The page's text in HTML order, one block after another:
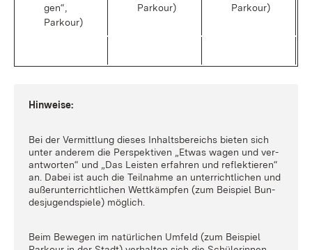
gen“,
Parkour)
Parkour)
Parkour)
Hin­wei­se:
Bei der Ver­mitt­lung die­ses In­halts­be­reichs bie­ten sich
un­ter an­de­rem die Per­spek­ti­ven „Et­was wa­gen und ver­
ant­wor­ten“ und „Das Leis­ten er­fah­ren und re­flek­tie­ren“
an. Da­bei ist auch die Teil­nah­me an un­ter­richt­li­chen und
au­ßer­un­ter­richt­li­chen Wett­kämp­fen (zum Bei­spiel Bun­
des­ju­gend­spie­le) mög­lich.
Beim Be­we­gen im na­tür­li­chen Um­feld (zum Bei­spiel